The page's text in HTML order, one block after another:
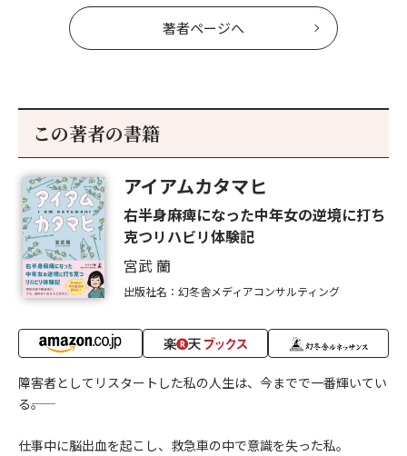
著者ページへ
この著者の書籍
アイアムカタマヒ
右半身麻痺になった中年女の逆境に打ち
克つリハビリ体験記
宮武 蘭
出版社名：幻冬舎メディアコンサルティング
障害者としてリスタートした私の人生は、今までで一番輝いてい
る――。
仕事中に脳出血を起こし、救急車の中で意識を失った私。